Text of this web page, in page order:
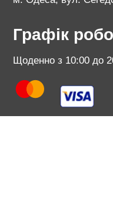
Графік
Щоденно з 10:00 до